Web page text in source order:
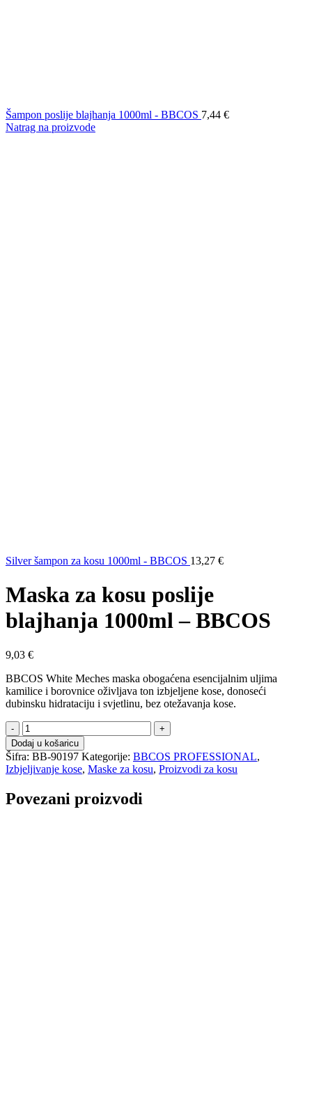
Šampon poslije blajhanja 1000ml - BBCOS 7,44 €
Natrag na proizvode
Silver šampon za kosu 1000ml - BBCOS 13,27 €
Maska za kosu poslije
blajhanja 1000ml – BBCOS
9,03 €
BBCOS White Meches maska obogaćena esencijalnim uljima
kamilice i borovnice oživljava ton izbjeljene kose, donoseći
dubinsku hidrataciju i svjetlinu, bez otežavanja kose.
Maska
za
kosu
poslije
blajhanja
-
Dodaj u košaricu
Šifra: BB-90197 Kategorije: BBCOS PROFESSIONAL,
Izbjeljivanje kose, Maske za kosu, Proizvodi za kosu
Povezani proizvodi